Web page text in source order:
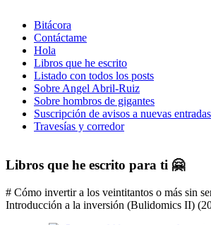
Bitácora
Contáctame
Hola
Libros que he escrito
Listado con todos los posts
Sobre Angel Abril-Ruiz
Sobre hombros de gigantes
Suscripción de avisos a nuevas entradas
Travesías y corredor
Libros que he escrito para ti 🤗
# Cómo invertir a los veintitantos o más sin
Introducción a la inversión (Bulidomics II)